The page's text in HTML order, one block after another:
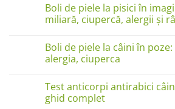
Câinele
se
linge
Cauze
și
soluții
Boli de piele la pisici în
miliară, ciupercă, alergii și
la
Boli
de
pisici
în
imagini:
Boli de piele la câini în
alergia, ciuperca
Boli
de
Test anticorpi antirabici
ghid complet